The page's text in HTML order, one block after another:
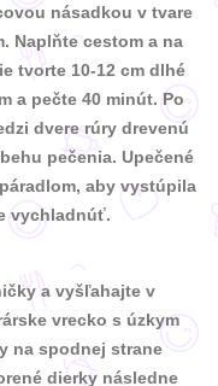
násadkou v tvare
Naplňte cestom a na
tvorte 10-12 cm dlhé
a pečte 40 minút. Po
dvere rúry drevenú
pečenia. Upečené
aby vystúpila
vychladnúť.
a vyšľahajte v
vrecko s úzkym
na spodnej strane
dierky následne